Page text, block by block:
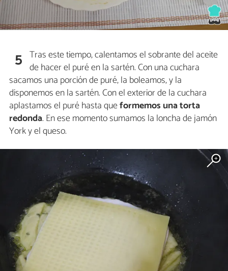
5 Tras este tiempo, calentamos el sobrante del aceite
de hacer el puré en la sartén. Con una cuchara
sacamos una porción de puré, la boleamos, y la
disponemos en la sartén. Con el exterior de la cuchara
aplastamos el puré hasta queformemos una torta
redonda. En ese momento sumamos la loncha de jamón
York y el queso.